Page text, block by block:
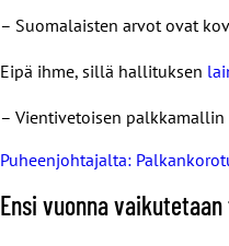
– Suomalaisten arvot ovat
Eipä ihme, sillä hallituksen
– Vientivetoisen palkkamallin
Puheenjohtajalta:
Ensi vuonna